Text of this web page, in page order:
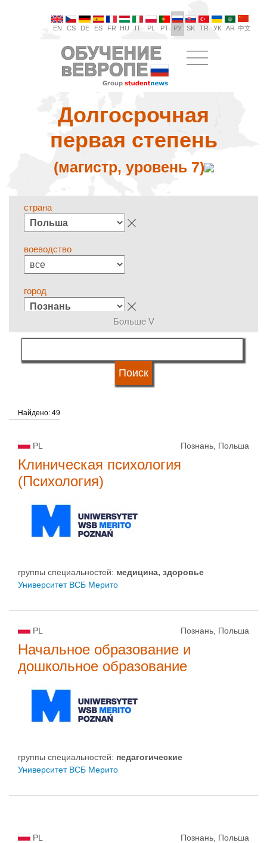
EN CS DE ES FR HU IT PL PT РУ SK TR УК AR 中文
Долгосрочная
первая степень
(магистр, уровень 7)
страна
воеводство
город
группы специальностей
система обучения
типы университетов
Больше V
Найдено: 49
PL Познань, Польша
Клиническая психология
(Психология)
группы специальностей: медицина, здоровье
Университет ВСБ Мерито
PL Познань, Польша
Начальное образование и
дошкольное образование
группы специальностей: педагогические
Университет ВСБ Мерито
PL Познань, Польша